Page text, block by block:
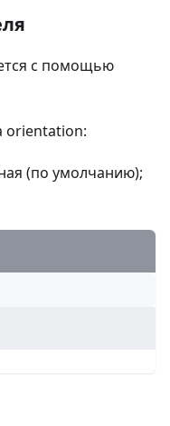
с помощью
orientation:
(по умолчанию);